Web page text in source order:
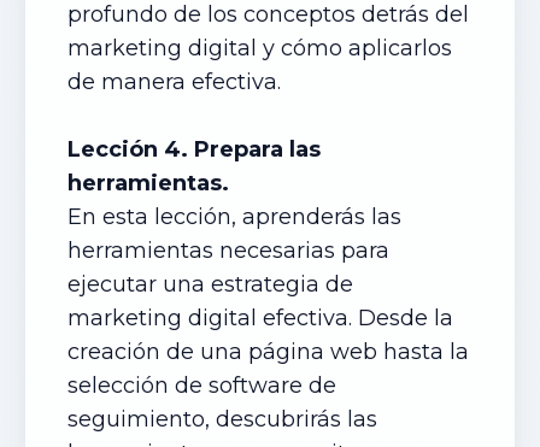
profundo de los conceptos detrás del
marketing digital y cómo aplicarlos
de manera efectiva.
Lección 4. Prepara las
herramientas.
En esta lección, aprenderás las
herramientas necesarias para
ejecutar una estrategia de
marketing digital efectiva. Desde la
creación de una página web hasta la
selección de software de
seguimiento, descubrirás las